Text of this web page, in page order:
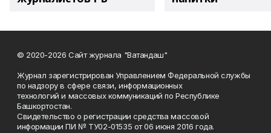
© 2020-2026 Сайт журнала "Ватандаш"
Журнал зарегистрирован Управлением Федеральной службы
по надзору в сфере связи, информационных
технологий и массовых коммуникаций по Республике
Башкортостан.
Свидетельство о регистрации средства массовой
информации ПИ № ТУ02-01535 от 06 июня 2016 года.